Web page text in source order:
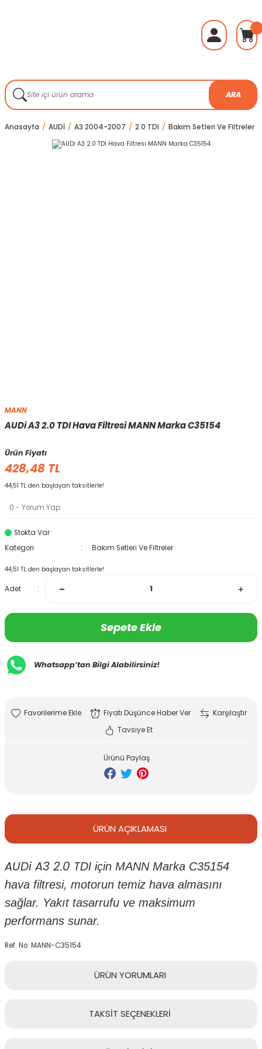
ARA
Anasayfa AUDİ A3 2004-2007 2.0 TDI Bakım Setleri Ve Filtreler
MANN
AUDi A3 2.0 TDI Hava Filtresi MANN Marka C35154
Ürün Fiyatı
428,48 TL
44,51 TL den başlayan taksitlerle!
0 - Yorum Yap
Stokta Var
Kategori
Bakım Setleri Ve Filtreler
44,51 TL den başlayan taksitlerle!
Adet
Sepete Ekle
Whatsapp’tan Bilgi Alabilirsiniz!
Fiyatı Düşünce Haber Ver
Karşılaştır
Tavsiye Et
Ürünü Paylaş
ÜRÜN AÇIKLAMASI
AUDi A3 2.0 TDI için MANN Marka C35154
hava filtresi, motorun temiz hava almasını
sağlar. Yakıt tasarrufu ve maksimum
performans sunar.
Ref. No: MANN-C35154
ÜRÜN YORUMLARI
TAKSİT SEÇENEKLERİ